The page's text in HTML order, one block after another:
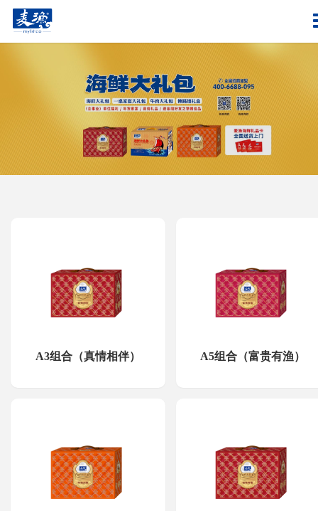
A3组合（真情相伴） A5组合（富贵有渔）